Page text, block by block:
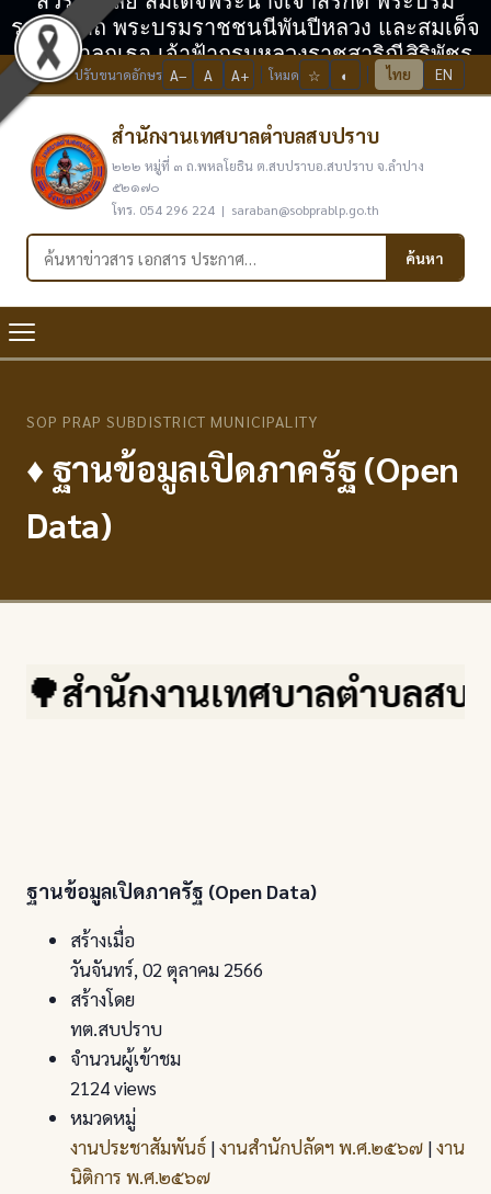
ราชินีนาถ พระบรมราชชนนีพันปีหลวง และสมเด็จ
พระเจ้าลูกเธอ เจ้าฟ้ากรมหลวงราชสาริณีสิริพัชร
มหาวัชรราชธิดา
ปรับขนาดอักษร A− A A+ โหมด ☆ ◐ ไทย EN
สำนักงานเทศบาลตำบลสบปราบ
๒๒๒ หมู่ที่ ๓ ถ.พหลโยธิน ต.สบปราบอ.สบปราบ จ.ลำปาง
๕๒๑๗๐
โทร. 054 296 224 | saraban@sobprablp.go.th
ค้นหาในเว็บไซต์ ค้นหา
SOP PRAP SUBDISTRICT MUNICIPALITY
♦ ฐานข้อมูลเปิดภาครัฐ (Open
Data)
สำนักงานเทศบาลตำบลสบป
ฐานข้อมูลเปิดภาครัฐ (Open Data)
สร้างเมื่อ
วันจันทร์, 02 ตุลาคม 2566
สร้างโดย
ทต.สบปราบ
จำนวนผู้เข้าชม
2124 views
หมวดหมู่
งานประชาสัมพันธ์ |งานสำนักปลัดฯ พ.ศ.๒๕๖๗ |งาน
นิติการ พ.ศ.๒๕๖๗